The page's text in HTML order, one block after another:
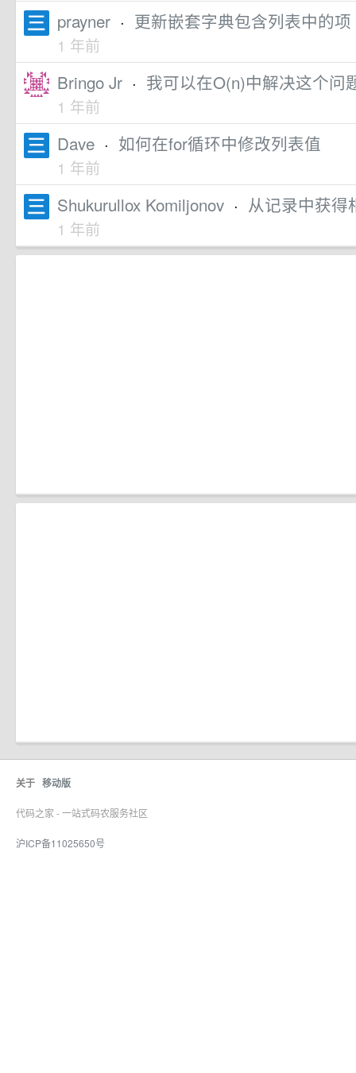
prayner · 更新嵌套字典包含列表中的项
1 年前
Bringo Jr · 我可以在O(n)中解决这个问
1 年前
Dave · 如何在for循环中修改列表值
1 年前
Shukurullox Komiljonov · 从记录中获得
1 年前
关于 移动版
代码之家 - 一站式码农服务社区
沪ICP备11025650号